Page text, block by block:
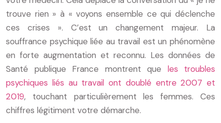
trouve rien » à « voyons ensemble ce qui déclenche
ces crises ». C’est un changement majeur. La
souffrance psychique liée au travail est un phénomène
en forte augmentation et reconnu. Les données de
Santé publique France montrent que les troubles
psychiques liés au travail ont doublé entre 2007 et
2019, touchant particulièrement les femmes. Ces
chiffres légitiment votre démarche.